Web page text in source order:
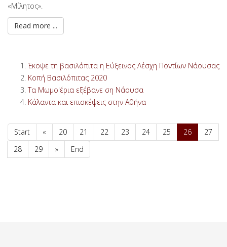
«Μίλητος».
Read more ...
Έκοψε τη βασιλόπιτα η Εύξεινος Λέσχη Ποντίων Νάουσας
Κοπή Βασιλόπιτας 2020
Τα Μωμο'έρια εξέβανε ση Νάουσα
Κάλαντα και επισκέψεις στην Αθήνα
Start « 20 21 22 23 24 25 26
27
28
29 » End